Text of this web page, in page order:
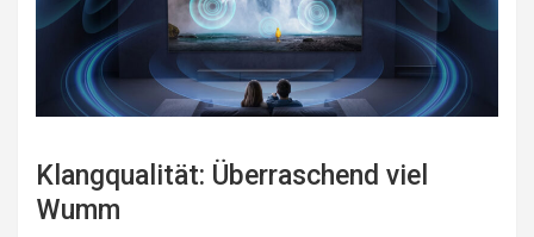
Klangqualität: Überraschend viel
Wumm